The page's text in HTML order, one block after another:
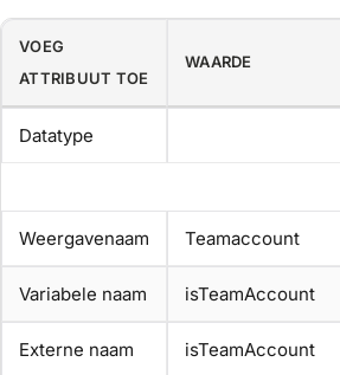
VOEG
ATTRIBUUT TOE
WAARDE
Datatype
Weergavenaam Teamaccount
Variabele naam isTeamAccount
Externe naam isTeamAccount